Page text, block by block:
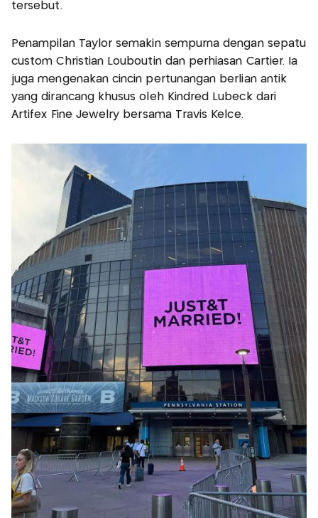
tersebut.
Penampilan Taylor semakin sempurna dengan sepatu
custom Christian Louboutin dan perhiasan Cartier. Ia
juga mengenakan cincin pertunangan berlian antik
yang dirancang khusus oleh Kindred Lubeck dari
Artifex Fine Jewelry bersama Travis Kelce.